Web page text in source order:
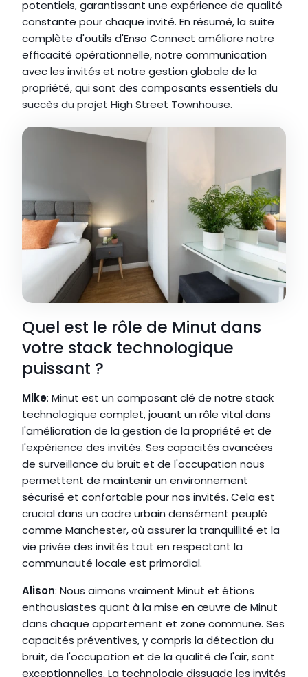
potentiels, garantissant une expérience de qualité
constante pour chaque invité. En résumé, la suite
complète d'outils d'Enso Connect améliore notre
efficacité opérationnelle, notre communication
avec les invités et notre gestion globale de la
propriété, qui sont des composants essentiels du
succès du projet High Street Townhouse.
Quel est le rôle de Minut dans
votre stack technologique
puissant ?
Mike: Minut est un composant clé de notre stack
technologique complet, jouant un rôle vital dans
l'amélioration de la gestion de la propriété et de
l'expérience des invités. Ses capacités avancées
de surveillance du bruit et de l'occupation nous
permettent de maintenir un environnement
sécurisé et confortable pour nos invités. Cela est
crucial dans un cadre urbain densément peuplé
comme Manchester, où assurer la tranquillité et la
vie privée des invités tout en respectant la
communauté locale est primordial.
Alison: Nous aimons vraiment Minut et étions
enthousiastes quant à la mise en œuvre de Minut
dans chaque appartement et zone commune. Ses
capacités préventives, y compris la détection du
bruit, de l'occupation et de la qualité de l'air, sont
exceptionnelles. La technologie dissuade les invités